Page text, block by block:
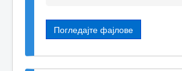
Погледајте фајлове